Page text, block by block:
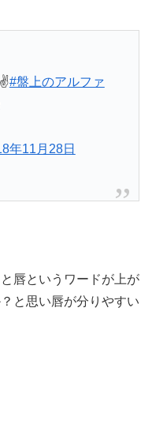
#盤上のアルファ
年11月28日
唇というワードが上が
と思い唇が分りやすい